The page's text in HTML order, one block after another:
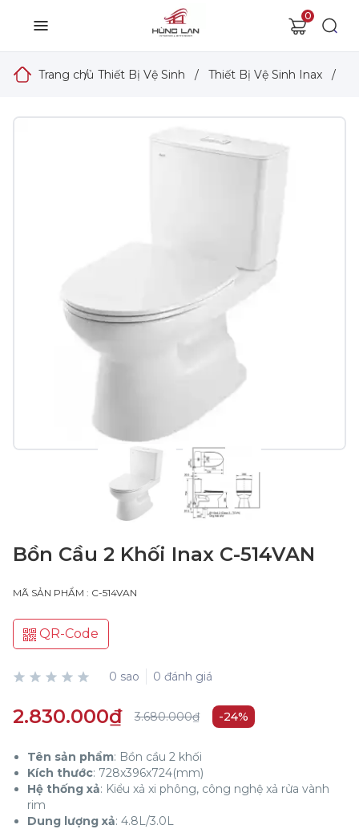
0
Trang chủ
/ Thiết Bị Vệ Sinh / Thiết Bị Vệ Sinh Inax /
Bồn Cầu 2 Khối Inax C-514VAN
MÃ SẢN PHẨM : C-514VAN
QR-Code
0 sao 0 đánh giá
2.830.000₫ 3.680.000₫ -24%
Tên sản phẩm: Bồn cầu 2 khối
Kích thước: 728x396x724(mm)
Hệ thống xả: Kiểu xả xi phông, công nghệ xả rửa vành
rim
Dung lượng xả: 4.8L/3.0L